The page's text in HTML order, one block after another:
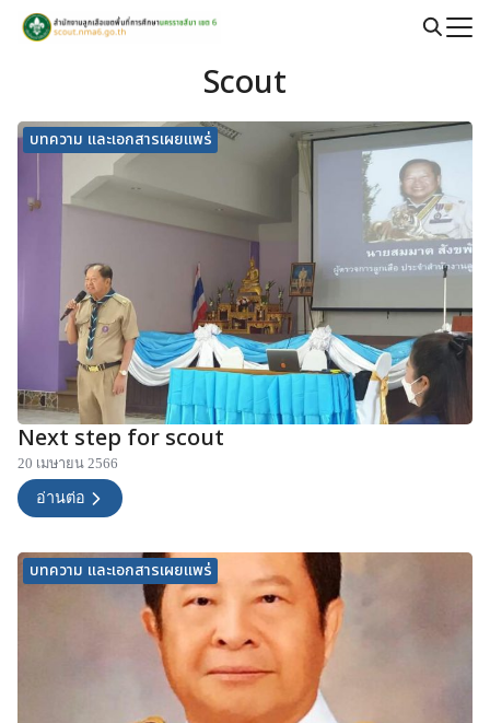
Skip
Scout
บทความ และเอกสารเผยแพร่
Next step for scout
20 เมษายน 2566
อ่านต่อ
บทความ และเอกสารเผยแพร่